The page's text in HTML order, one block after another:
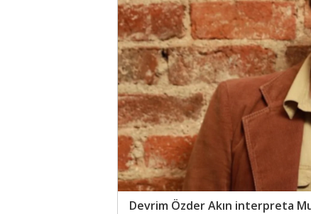
Devrim Özder Akın interpreta